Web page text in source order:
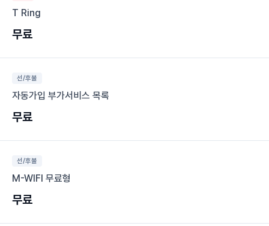
T Ring
무료
선/후불
자동가입 부가서비스 목록
무료
선/후불
M-WIFI 무료형
무료